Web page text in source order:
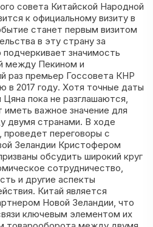
совета Китайской Народной
к официальному визиту в
станет первым визитом
в эту страну за
значимость
между Пекином и
раз премьер Госсовета КНР
в 2017 году. Хотя точные даты
пока не разглашаются,
важное значение для
двумя странами. В ходе
проведет переговоры с
Зеландии Кристофером
обсудить широкий круг
сотрудничество,
и другие аспекты
Китай является
Новой Зеландии, что
ключевым элементом их